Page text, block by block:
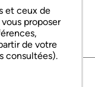
et ceux de
proposer
de votre
consultées).